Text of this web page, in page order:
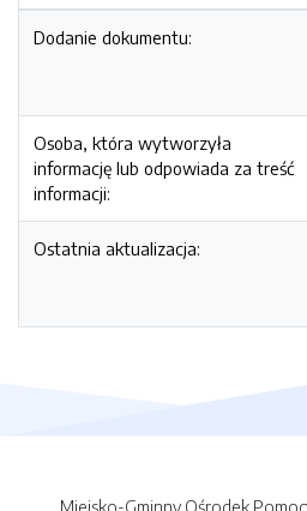
Dodanie dokumentu:
Osoba, która wytworzyła
informację lub odpowiada za treść
informacji:
Ostatnia aktualizacja:
Miejsko-Gminny Ośrodek